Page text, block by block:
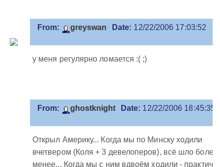
From: greyswan Date: 12/22/2006 17:03:52
у меня регулярно ломается :( ;)
From: ghostknight Date: 12/22/2006 18:45:35
Открыл Америку... Когда мы по Минску ходили
вчетвером (Коля + 3 девелоперов), всё шло более-
менее... Когда мы с ним вдвоём ходили -